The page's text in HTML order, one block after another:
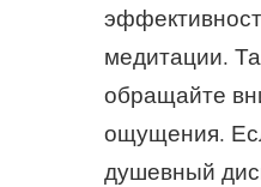
медитации.
обращайте
ощущения.
душевный